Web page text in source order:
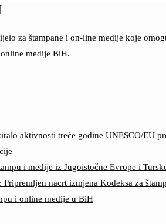
za štampane i on-line medije koje
medije BiH.
aktivnosti treće godine UNESCO/EU
i medije iz Jugoistočne Evrope i
nacrt izmjena Kodeksa za
i online medije u BiH